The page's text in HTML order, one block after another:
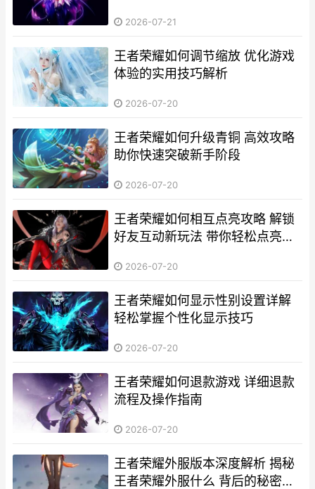
2026-07-21
王者荣耀如何调节缩放 优化游戏
体验的实用技巧解析
2026-07-20
王者荣耀如何升级青铜 高效攻略
助你快速突破新手阶段
2026-07-20
王者荣耀如何相互点亮攻略 解锁
好友互动新玩法 带你轻松点亮成
2026-07-20
王者荣耀如何显示性别设置详解
轻松掌握个性化显示技巧
2026-07-20
王者荣耀如何退款游戏 详细退款
流程及操作指南
2026-07-20
王者荣耀外服版本深度解析 揭秘
王者荣耀外服什么 背后的秘密与